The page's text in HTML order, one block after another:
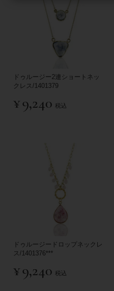
ドゥルージー2連ショートネッ
クレス/1401379
¥9,240 税込
ドゥルージードロップネックレ
ス/1401376***
¥9,240 税込